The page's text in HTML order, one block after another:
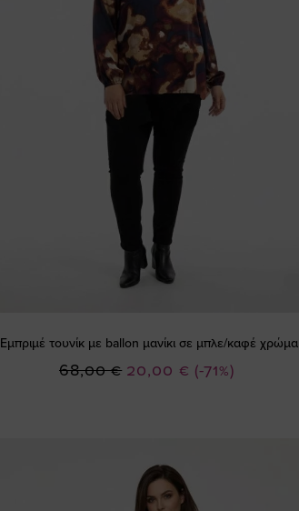
Εμπριμέ τουνίκ με ballon μανίκι σε μπλε/καφέ χρώμα
(-71%)
Ειδική
20,00 €
68,00 €